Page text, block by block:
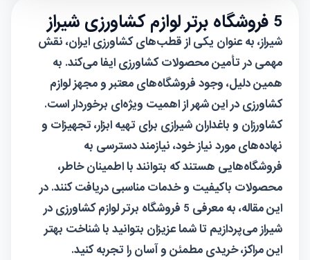
5 فروشگاه برتر لوازم کشاورزی شیراز
شیراز، به عنوان یکی از قطب‌های کشاورزی ایران، نقش
مهمی در تأمین محصولات کشاورزی ایفا می‌کند. به
همین دلیل، وجود فروشگاه‌های معتبر و مجهز لوازم
کشاورزی در این شهر از اهمیت ویژه‌ای برخوردار است.
کشاورزان و باغداران شیرازی برای تهیه ابزار، تجهیزات و
نهاده‌های مورد نیاز خود، نیازمند دسترسی به
فروشگاه‌هایی هستند که بتوانند با اطمینان خاطر،
محصولات باکیفیت و خدمات مناسبی دریافت کنند. در
این مقاله، به معرفی 5 فروشگاه برتر لوازم کشاورزی در
شیراز می‌پردازیم تا شما عزیزان بتوانید با شناخت بهتر
این مراکز، خریدی مطمئن و آسان را تجربه کنید.